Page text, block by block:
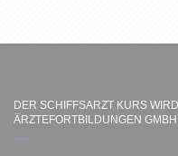
DER SCHIFFSARZT KURS
ÄRZTEFORTBILDUNGEN GMBH